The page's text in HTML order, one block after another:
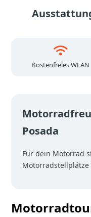
Kostenfreies WLAN
Posada
Für dein Motorrad